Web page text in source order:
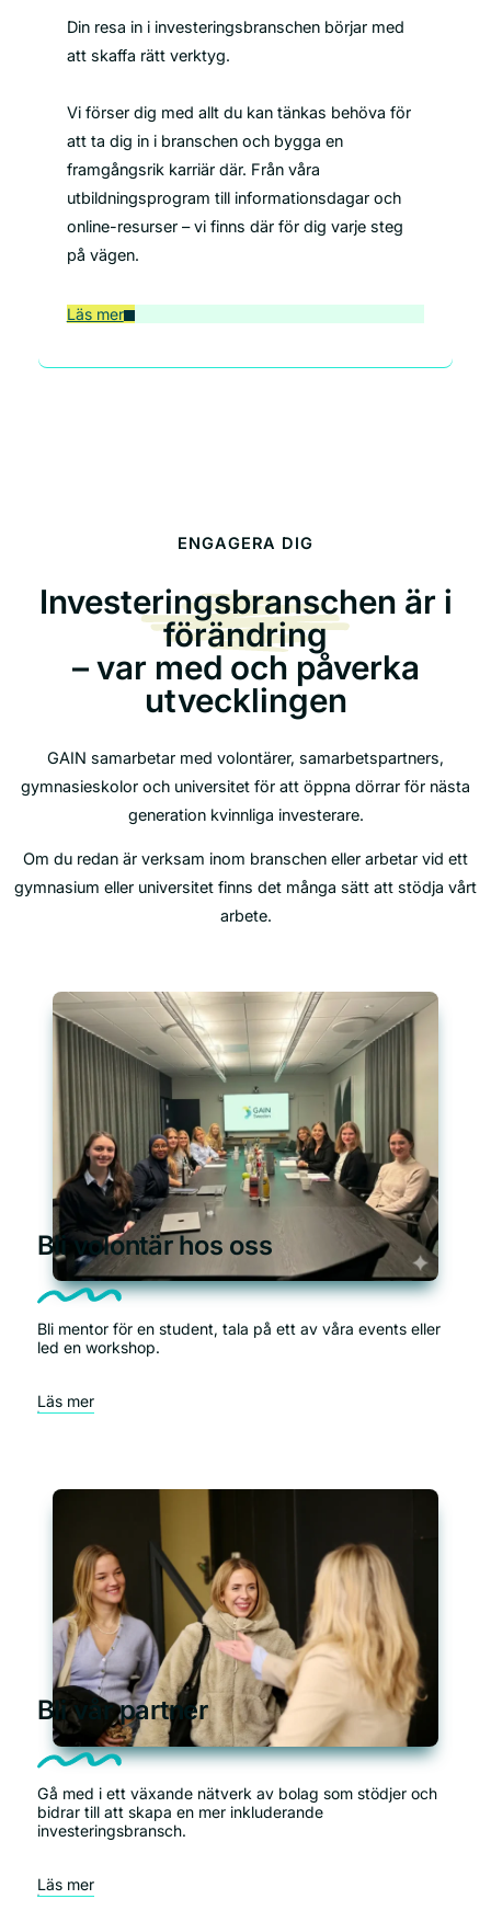
Din resa in i investeringsbranschen börjar med
att skaffa rätt verktyg.
Vi förser dig med allt du kan tänkas behöva för
att ta dig in i branschen och bygga en
framgångsrik karriär där. Från våra
utbildningsprogram till informationsdagar och
online-resurser – vi finns där för dig varje steg
på vägen.
Läs mer
ENGAGERA DIG
Investeringsbranschen är i
förändring
– var med och påverka
utvecklingen
GAIN samarbetar med volontärer, samarbetspartners,
gymnasieskolor och universitet för att öppna dörrar för nästa
generation kvinnliga investerare.
Om du redan är verksam inom branschen eller arbetar vid ett
gymnasium eller universitet finns det många sätt att stödja vårt
arbete.
Bli volontär hos oss
Bli mentor för en student, tala på ett av våra events eller
led en workshop.
Läs mer
Bli vår partner
Gå med i ett växande nätverk av bolag som stödjer och
bidrar till att skapa en mer inkluderande
investeringsbransch.
Läs mer